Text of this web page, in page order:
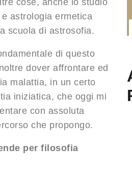
cose, anche lo studio
astrologia ermetica
scuola di astrosofia.
di questo
dover affrontare ed
malattia, in un certo
iniziatica, che oggi mi
con assoluta
che propongo.
per filosofia